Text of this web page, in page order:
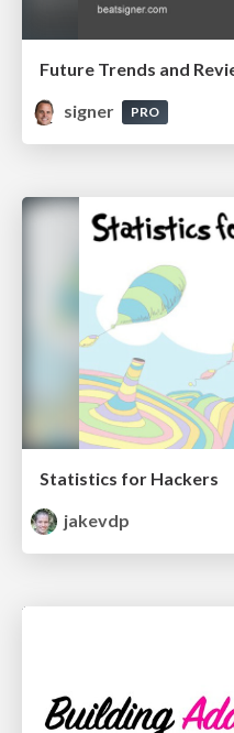
signer
PRO
Statistics for Hackers
jakevdp